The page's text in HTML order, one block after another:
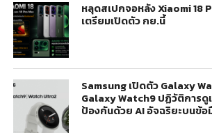
หลุดสเปกจอหลัง Xiaomi 18
เตรียมเปิดตัว กย.นี้
Samsung เปิดตัว Galaxy
Galaxy Watch9 ปฏิวัติการดู
ป้องกันด้วย AI อัจฉริยะบนข้อ